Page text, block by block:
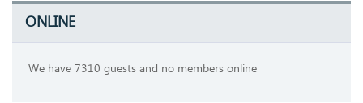
ONLINE
We have 7310 guests and no members online